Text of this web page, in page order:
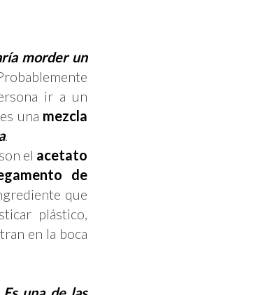
morder un
ir a un
una mezcla
.
el acetato
de
que
plástico,
en la boca